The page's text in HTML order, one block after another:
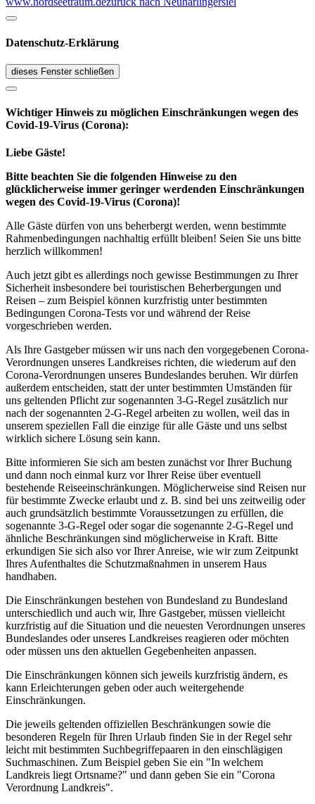
Datenschutz-Erklärung
dieses Fenster schließen
Wichtiger Hinweis zu möglichen Ein­schränk­ungen wegen des
Covid-19-Virus (Corona):
Liebe Gäste!
Bitte beachten Sie die folgenden Hinweise zu den
glücklicherweise immer geringer werdenden Einschränkungen
wegen des Covid-19-Virus (Corona)!
Alle Gäste dürfen von uns beherbergt werden, wenn bestimmte
Rahmenbedingungen nachhaltig erfüllt bleiben! Seien Sie uns bitte
herzlich willkommen!
Auch jetzt gibt es allerdings noch gewisse Bestimmungen zu Ihrer
Sicherheit insbesondere bei touristischen Beherbergungen und
Reisen – zum Beispiel können kurzfristig unter bestimmten
Bedingungen Corona-Tests vor und während der Reise
vorgeschrieben werden.
Als Ihre Gastgeber müssen wir uns nach den vorgegebenen Corona-
Verordnungen unseres Landkreises richten, die wiederum auf den
Corona-Verordnungen unseres Bundeslandes beruhen. Wir dürfen
außerdem entscheiden, statt der unter bestimmten Umständen für
uns geltenden Pflicht zur sogenannten 3-G-Regel zusätzlich nur
nach der sogenannten 2-G-Regel arbeiten zu wollen, weil das in
unserem speziellen Fall die einzige für alle Gäste und uns selbst
wirklich sichere Lösung sein kann.
Bitte informieren Sie sich am besten zunächst vor Ihrer Buchung
und dann noch einmal kurz vor Ihrer Reise über eventuell
bestehende Reiseeinschränkungen. Möglicherweise sind Reisen nur
für bestimmte Zwecke erlaubt und z. B. sind bei uns zeitweilig oder
auch grundsätzlich bestimmte Voraussetzungen zu erfüllen, die
sogenannte 3-G-Regel oder sogar die sogenannte 2-G-Regel und
ähnliche Beschränkungen sind möglicherweise in Kraft. Bitte
erkundigen Sie sich also vor Ihrer Anreise, wie wir zum Zeitpunkt
Ihres Aufenthaltes die Schutzmaßnahmen in unserem Haus
handhaben.
Die Einschränkungen bestehen von Bundesland zu Bundesland
unterschiedlich und auch wir, Ihre Gastgeber, müssen vielleicht
kurzfristig auf die Situation und die neuesten Verordnungen unseres
Bundeslandes oder unseres Landkreises reagieren oder möchten
oder müssen uns den aktuellen Gegebenheiten anpassen.
Die Einschränkungen können sich jeweils kurzfristig ändern, es
kann Erleichterungen geben oder auch weitergehende
Einschränkungen.
Die jeweils geltenden offiziellen Beschränkungen sowie die
besonderen Regeln für Ihren Urlaub finden Sie in der Regel sehr
leicht mit bestimmten Suchbegriffepaaren in den einschlägigen
Suchmaschinen. Zum Beispiel geben Sie ein "In welchem
Landkreis liegt Ortsname?" und dann geben Sie ein "Corona
Verordnung Landkreis".